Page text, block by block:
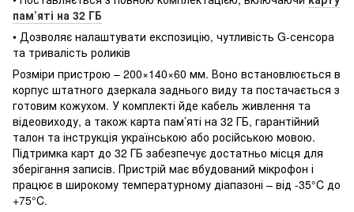
пам’яті на 32 ГБ
• Дозволяє налаштувати експозицію, чутливість G-сенсора
та тривалість роликів
Розміри пристрою – 200×140×60 мм. Воно встановлюється в
корпус штатного дзеркала заднього виду та постачається з
готовим кожухом. У комплекті йде кабель живлення та
відеовиходу, а також карта пам’яті на 32 ГБ, гарантійний
талон та інструкція українською або російською мовою.
Підтримка карт до 32 ГБ забезпечує достатньо місця для
зберігання записів. Пристрій має вбудований мікрофон і
працює в широкому температурному діапазоні – від -35°C до
+75°C.